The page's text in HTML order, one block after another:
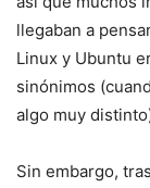
llegaban a
Linux y Ubuntu
sinónimos
algo muy
Sin embargo,